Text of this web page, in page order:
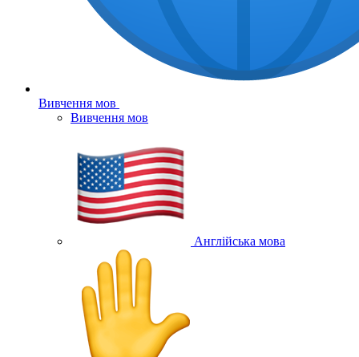
Вивчення мов
Вивчення мов
Англійська мова